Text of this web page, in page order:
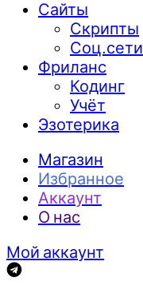
Сайты
Скрипты
Соц.сети
Фриланс
Кодинг
Учёт
Эзотерика
Магазин
Избранное
Аккаунт
О нас
Мой аккаунт